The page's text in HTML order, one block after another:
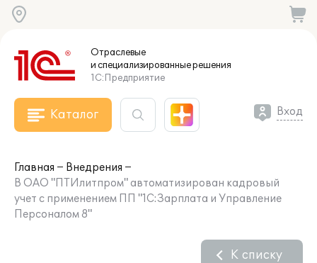
Отраслевые
и специализированныерешения
1С:Предприятие
Каталог Вход
Главная
Внедрения
В ОАО "ПТИлитпром" автоматизирован кадровый
учет с применением ПП "1С:Зарплата и Управление
Персоналом 8"
К списку